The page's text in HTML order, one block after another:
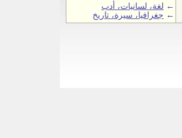
← لغة، لسانيات، أدب
← جغرافيا، سيرة، تاريخ